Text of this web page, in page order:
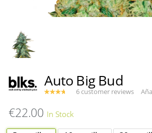
Auto Big Bud
6 customer reviews
€22.00